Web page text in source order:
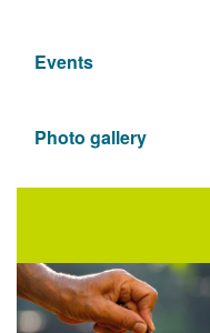
Events
Photo gallery